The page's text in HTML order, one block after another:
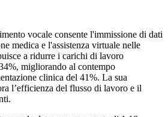
vocale consente l'immissione di dati
medica e l'assistenza virtuale nelle
a ridurre i carichi di lavoro
migliorando al contempo
clinica del 41%. La sua
l’efficienza del flusso di lavoro e il